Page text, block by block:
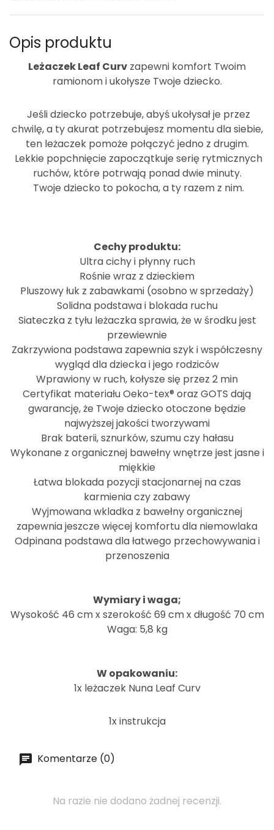
Opis produktu
Leżaczek Leaf Curv zapewni komfort Twoim
ramionom i ukołysze Twoje dziecko.
Jeśli dziecko potrzebuje, abyś ukołysał je przez
chwilę, a ty akurat potrzebujesz momentu dla siebie,
ten leżaczek pomoże połączyć jedno z drugim.
Lekkie popchnięcie zapoczątkuje serię rytmicznych
ruchów, które potrwają ponad dwie minuty.
Twoje dziecko to pokocha, a ty razem z nim.
Cechy produktu:
Ultra cichy i płynny ruch
Rośnie wraz z dzieckiem
Pluszowy łuk z zabawkami (osobno w sprzedaży)
Solidna podstawa i blokada ruchu
Siateczka z tyłu leżaczka sprawia, że w środku jest
przewiewnie
Zakrzywiona podstawa zapewnia szyk i współczesny
wygląd dla dziecka i jego rodziców
Wprawiony w ruch, kołysze się przez 2 min
Certyfikat materiału Oeko-tex® oraz GOTS dają
gwarancję, że Twoje dziecko otoczone będzie
najwyższej jakości tworzywami
Brak baterii, sznurków, szumu czy hałasu
Wykonane z organicznej bawełny wnętrze jest jasne i
miękkie
Łatwa blokada pozycji stacjonarnej na czas
karmienia czy zabawy
Wyjmowana wkladka z bawełny organicznej
zapewnia jeszcze więcej komfortu dla niemowlaka
Odpinana podstawa dla łatwego przechowywania i
przenoszenia
Wymiary i waga;
Wysokość 46 cm x szerokość 69 cm x długość 70 cm
Waga: 5,8 kg
W opakowaniu:
1x leżaczek Nuna Leaf Curv
1x instrukcja
Komentarze (0)
Na razie nie dodano żadnej recenzji.